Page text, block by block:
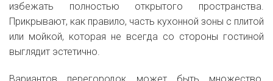
избежать полностью открытого пространства.
Прикрывают, как правило, часть кухонной зоны с плитой
или мойкой, которая не всегда со стороны гостиной
выглядит эстетично.